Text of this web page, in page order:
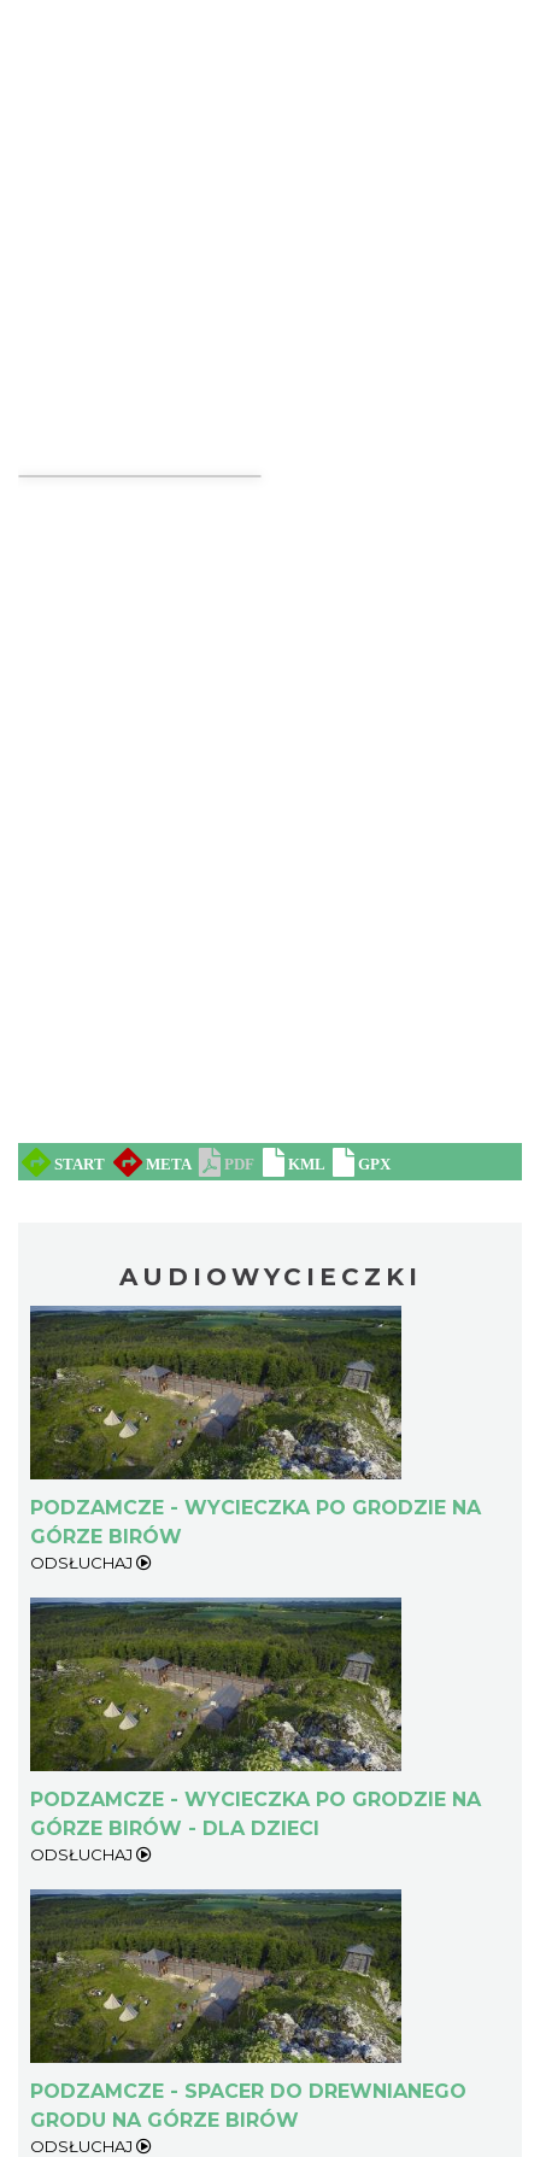
AUDIOWYCIECZKI
PODZAMCZE - WYCIECZKA PO GRODZIE NA
GÓRZE BIRÓW
ODSŁUCHAJ
PODZAMCZE - WYCIECZKA PO GRODZIE NA
GÓRZE BIRÓW - DLA DZIECI
ODSŁUCHAJ
PODZAMCZE - SPACER DO DREWNIANEGO
GRODU NA GÓRZE BIRÓW
ODSŁUCHAJ